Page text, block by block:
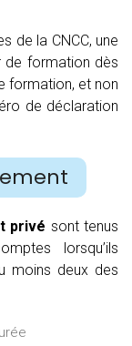
de la CNCC, une
de formation dès
formation, et non
de déclaration
privé sont tenus
lorsqu’ils
moins deux des